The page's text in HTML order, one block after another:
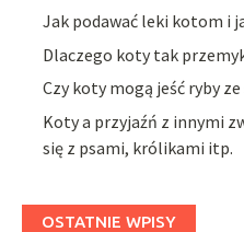
Jak podawać leki kotom i
Dlaczego koty tak
Czy koty mogą jeść ryby
Koty a przyjaźń z innymi
się z psami, królikami itp.
OSTATNIE WPISY